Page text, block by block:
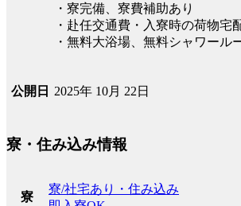
・寮完備、寮費補助あり
・赴任交通費・入寮時の荷物宅
・無料大浴場、無料シャワール
公開日 2025年 10月 22日
寮・住み込み情報
寮
寮/社宅あり・住み込み